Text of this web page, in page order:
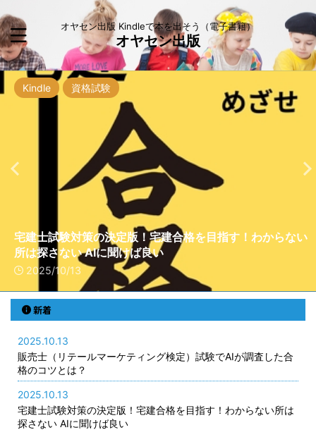
オヤセン出版 Kindleで本を出そう（電子書籍）
オヤセン出版
Kindle 資格試験
販売士（リテールマーケティング検定）試験でAIが調査し
た合格のコツとは？
2025/10/13
Kindle 資格試験
宅建士試験対策の決定版！宅建合格を目指す！わからない
所は探さない AIに聞けば良い
2025/10/13
Kindle 引き寄せの法則
引き寄せの法則を科学する
2025/8/20
AI Kindle 自己実現
FP3級はこの本で
「人生の羅針盤」！AI先生と歩む合格
ロードマップ【お金の不安解消】
2025/7/7
AI 資格試験
危険物取扱者乙種第4類試験乙4をAIで突破！合格を目指
す
2025/7/6
ぬりえ
ペットのぬりえをつくる3ステップ！AIでカンタン！世界
たったひとつのぬりえを作ろう！
2025/6/23
資格試験
2025年度版第2種衛生管理者！1ヶ月で合格を目指せ: 本
気の1ヶ月で合格へ！過去問攻略のすべて！ここにある
2025/6/23
資格試験
2025年度版1種衛生管理者AI使って合格を目指せ！: ～1ヶ
月で合格を！スマホでいつでも勉強できる～ (オヤセン出
版)
2025/6/23
資格試験
2025年度版過去問からAIが分析生成第2種衛生管理者！
これ解いて合格へ: 本気の1週間で合格へ！過去問攻略のす
べてここにある (オヤセン出版)
2025/6/23
AI Kindle
できるサラリーマンと思われたい！図解説明
NotebookLMの基礎から業務活用術ベスト10まで！スリ
ーステップ
2025/6/23
新着
2025.10.13
販売士（リテールマーケティング検定）試験でAIが調査した合
格のコツとは？
2025.10.13
宅建士試験対策の決定版！宅建合格を目指す！わからない所は
探さない AIに聞けば良い